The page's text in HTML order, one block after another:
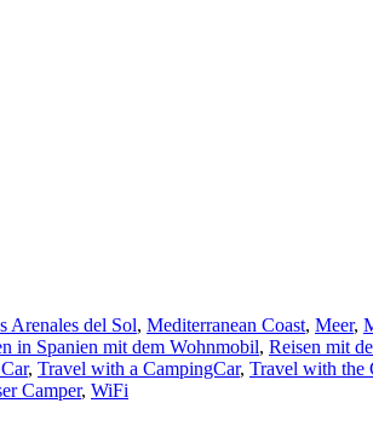
Arenales del Sol, Mediterranean Coast, Meer,
in Spanien mit dem Wohnmobil, Reisen mit
, Travel with a CampingCar, Travel with the
Camper, WiFi